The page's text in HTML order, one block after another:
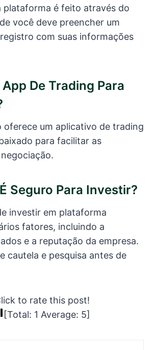
plataforma é feito através do
você deve preencher um
com suas informações
De Trading Para
oferece um aplicativo de trading
para facilitar as
Seguro Para Investir?
investir em plataforma
fatores, incluindo a
e a reputação da empresa.
cautela e pesquisa antes de
to rate this post!
[Total: 1 Average: 5]